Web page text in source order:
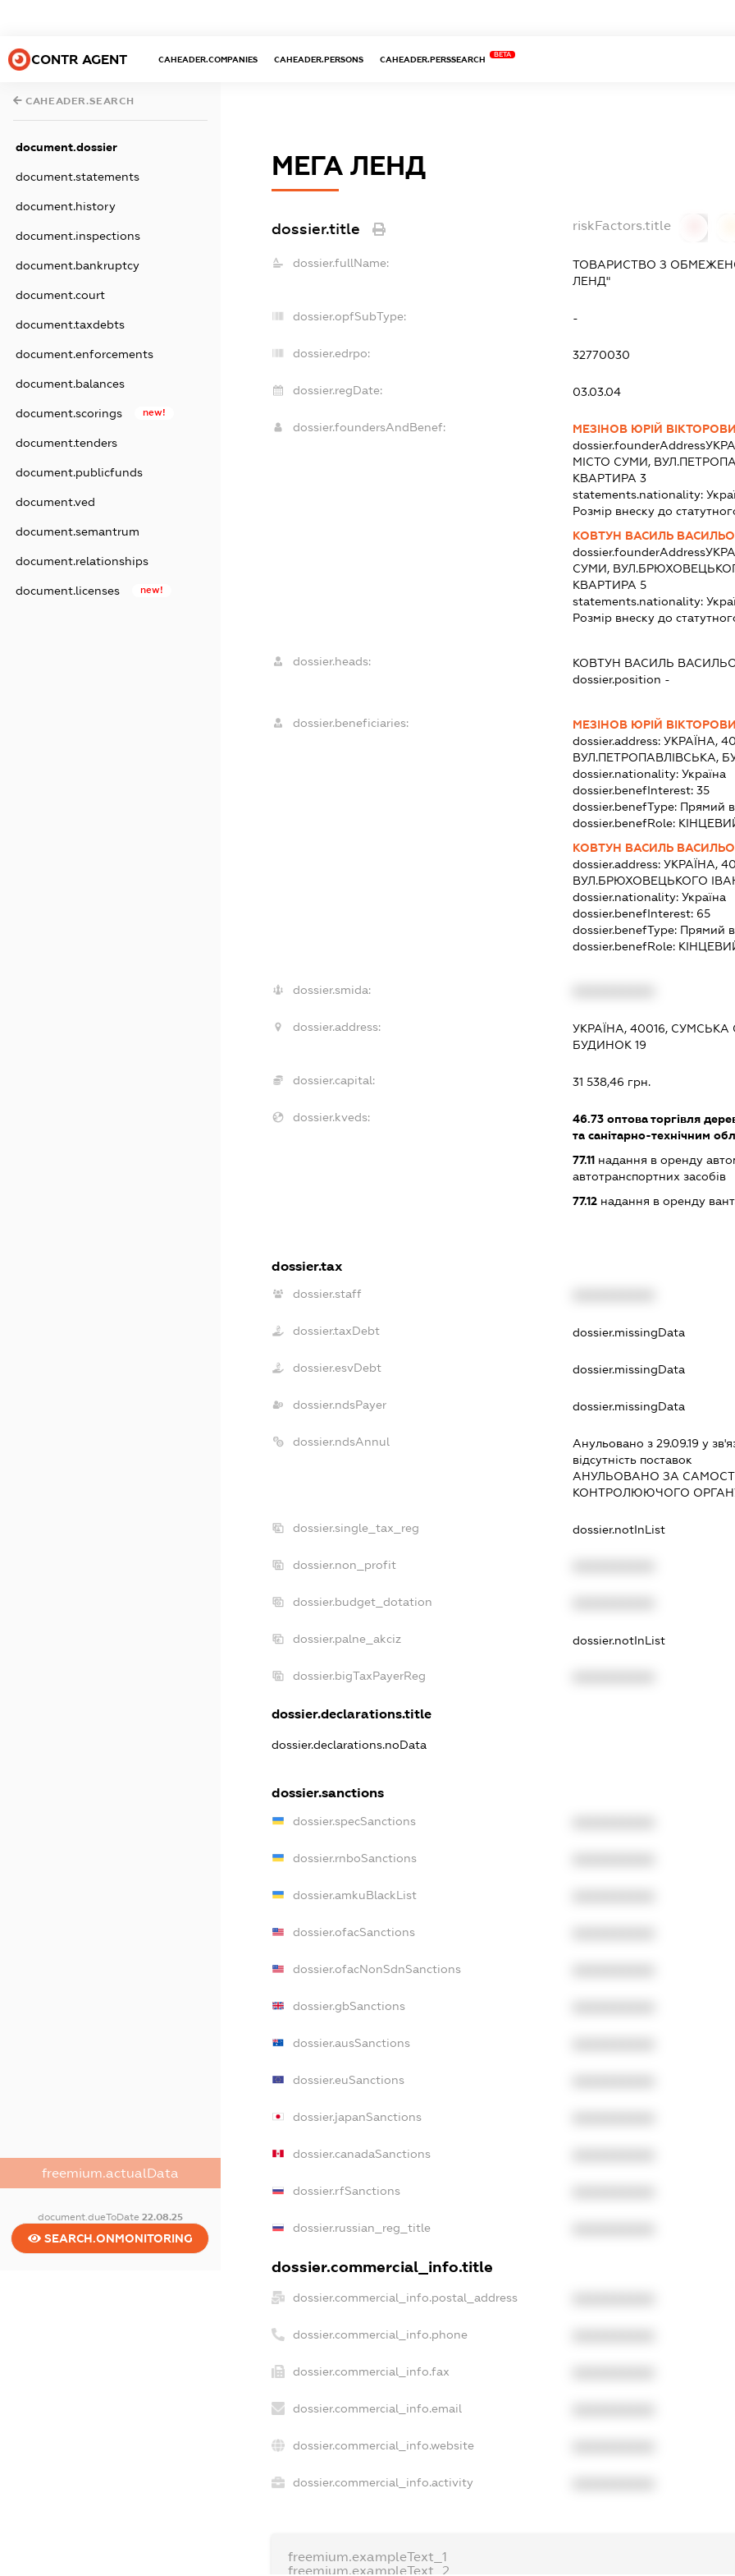
CONTR AGENT CAHEADER.COMPANIES CAHEADER.PERSONS CAHEADER.PERSSEARCH
BETA
CAHEADER.SEARCH
document.dossier
document.statements
document.history
document.inspections
document.bankruptcy
document.court
document.taxdebts
document.enforcements
document.balances
document.scorings new!
document.tenders
document.publicfunds
document.ved
document.semantrum
document.relationships
document.licenses new!
freemium.actualData
document.dueToDate 22.08.25
SEARCH.ONMONITORING
МЕГА ЛЕНД
dossier.title riskFactors.title
dossier.fullName:
ТОВАРИСТВО З
ЛЕНД"
dossier.opfSubType: -
dossier.edrpo: 32770030
dossier.regDate: 03.03.04
dossier.foundersAndBenef:
МЕЗІНОВ ЮРІЙ
dossier.founderAddress
МІСТО СУМИ,
КВАРТИРА 3
statements.nationality:
Розмір внеску до
КОВТУН ВАСИЛЬ
dossier.founderAddress
СУМИ,
КВАРТИРА 5
statements.nationality:
Розмір внеску до
dossier.heads: КОВТУН ВАСИЛЬ
dossier.position -
dossier.beneficiaries:
МЕЗІНОВ ЮРІЙ
dossier.address:УКРАЇНА,
ВУЛ.ПЕТРОПАВЛІВСЬКА,
dossier.nationality:Україна
dossier.benefInterest:35
dossier.benefType: Прямий
dossier.benefRole:
КОВТУН ВАСИЛЬ
dossier.address:УКРАЇНА,
ВУЛ.БРЮХОВЕЦЬКОГО
dossier.nationality:Україна
dossier.benefInterest: 65
dossier.benefType: Прямий
dossier.benefRole:
dossier.smida:
dossier.address:
УКРАЇНА, 40016,
БУДИНОК 19
dossier.capital: 31 538,46 грн.
dossier.kveds: 46.73 оптова торгівля
та санітарно-технічним
77.11 надання в оренду
автотранспортних засобів
77.12 надання в оренду
dossier.tax
dossier.staff
dossier.taxDebt dossier.missingData
dossier.esvDebt dossier.missingData
dossier.ndsPayer dossier.missingData
dossier.ndsAnnul Анульовано з 29.09.19 у
вiдсутнiсть поставок
АНУЛЬОВАНО ЗА
КОНТРОЛЮЮЧОГО
dossier.single_tax_reg dossier.notInList
dossier.non_profit
dossier.budget_dotation
dossier.palne_akciz dossier.notInList
dossier.bigTaxPayerReg
dossier.declarations.title
dossier.declarations.noData
dossier.sanctions
dossier.specSanctions
dossier.rnboSanctions
dossier.amkuBlackList
dossier.ofacSanctions
dossier.ofacNonSdnSanctions
dossier.gbSanctions
dossier.ausSanctions
dossier.euSanctions
dossier.japanSanctions
dossier.canadaSanctions
dossier.rfSanctions
dossier.russian_reg_title
dossier.commercial_info.title
dossier.commercial_info.postal_address
dossier.commercial_info.phone
dossier.commercial_info.fax
dossier.commercial_info.email
dossier.commercial_info.website
dossier.commercial_info.activity
freemium.exampleText_1
freemium.exampleText_2